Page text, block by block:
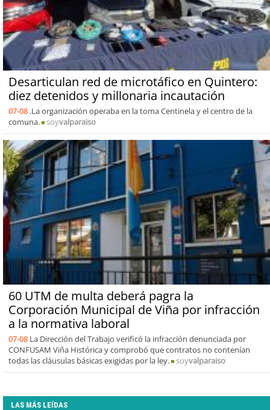
Desarticulan red de microtáfico en Quintero:
diez detenidos y millonaria incautación
07-08 .La organización operaba en la toma Centinela y el centro de la
comuna.
soyvalparaiso
60 UTM de multa deberá pagra la
Corporación Municipal de Viña por infracción
a la normativa laboral
07-08 La Dirección del Trabajo verificó la infracción denunciada por
CONFUSAM Viña Histórica y comprobó que contratos no contenían
todas las cláusulas básicas exigidas por la ley.
soyvalparaiso
LAS MÁS LEÍDAS